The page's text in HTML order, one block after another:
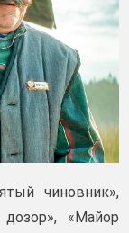
чиновник»,
«Майор